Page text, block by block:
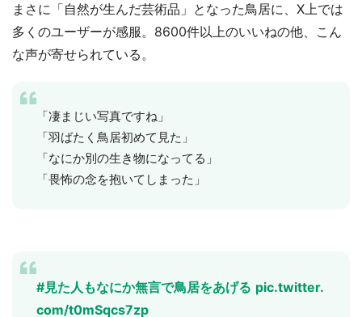
まさに「自然が生んだ芸術品」となった鳥居に、X上では
多くのユーザーが感服。8600件以上のいいねの他、こん
な声が寄せられている。
「凄まじい写真ですね」
「羽ばたく鳥居初めて見た」
「なにか別の生き物になってる」
「畏怖の念を抱いてしまった」
#見た人もなにか無言で鳥居をあげる pic.twitter.
com/t0mSqcs7zp